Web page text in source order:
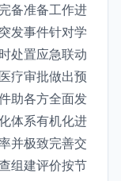
备准备工作进
发事件针对学
处置应急联动
疗审批做出预
助各方全面发
体系有机化进
并极致完善交
组建评价按节